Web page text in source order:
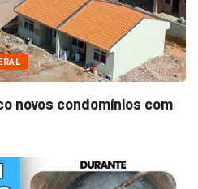
novos condomínios com